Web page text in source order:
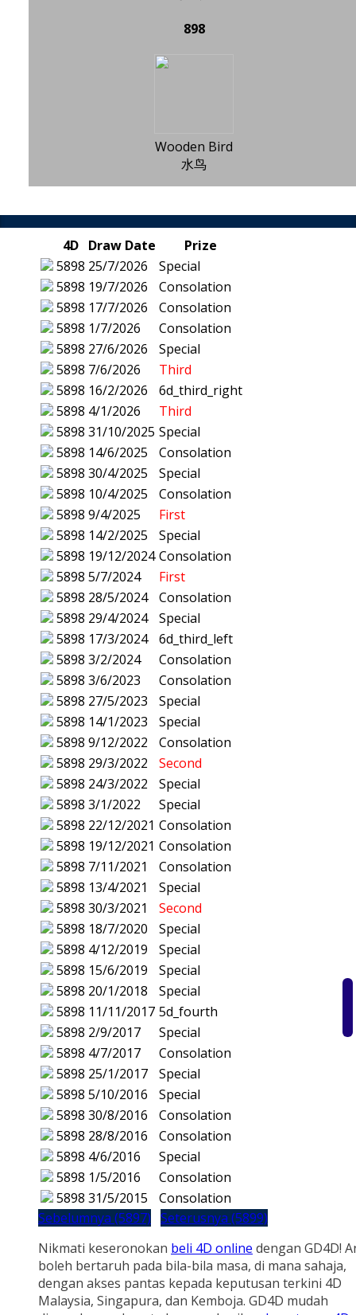
898
Wooden Bird
水鸟
4D Draw Date
Prize
5898 25/7/2026
Special
5898 19/7/2026
Consolation
5898 17/7/2026
Consolation
5898 1/7/2026
Consolation
5898 27/6/2026
Special
5898 7/6/2026
Third
5898 16/2/2026
6d_third_right
5898 4/1/2026
Third
5898 31/10/2025 Special
5898 14/6/2025
Consolation
5898 30/4/2025
Special
5898 10/4/2025
Consolation
5898 9/4/2025
First
5898 14/2/2025
Special
5898 19/12/2024 Consolation
5898 5/7/2024
First
5898 28/5/2024
Consolation
5898 29/4/2024
Special
5898 17/3/2024
6d_third_left
5898 3/2/2024
Consolation
5898 3/6/2023
Consolation
5898 27/5/2023
Special
5898 14/1/2023
Special
5898 9/12/2022
Consolation
5898 29/3/2022
Second
5898 24/3/2022
Special
5898 3/1/2022
Special
5898 22/12/2021 Consolation
5898 19/12/2021 Consolation
5898 7/11/2021
Consolation
5898 13/4/2021
Special
5898 30/3/2021
Second
5898 18/7/2020
Special
5898 4/12/2019
Special
5898 15/6/2019
Special
5898 20/1/2018
Special
5898 11/11/2017 5d_fourth
5898 2/9/2017
Special
5898 4/7/2017
Consolation
5898 25/1/2017
Special
5898 5/10/2016
Special
5898 30/8/2016
Consolation
5898 28/8/2016
Consolation
5898 4/6/2016
Special
5898 1/5/2016
Consolation
5898 31/5/2015
Consolation
Sebelumnya (5897) Seterusnya (5899)
Nikmati keseronokan beli 4D online dengan GD4D!
boleh bertaruh pada bila-bila masa, di mana sahaja,
dengan akses pantas kepada keputusan terkini 4D
Malaysia, Singapura, dan Kemboja. GD4D mudah